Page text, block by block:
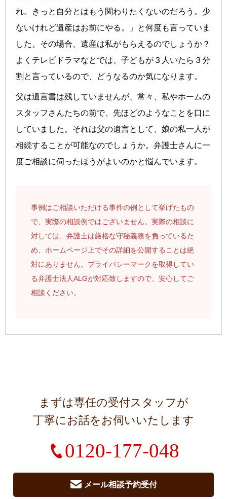
れ。きっと自分とはもう関わりたくないのだろう。少
ないけれど遺産はお前にやる。」と何度も言っていま
した。その場合、遺産は私がもらえるのでしょうか？
よくテレビドラマなとでは、子どもが３人いたら３分
割と言っているので、どうなるのか気になります。
父は遺言書は残していませんが、常々、私やホームの
スタッフさんたちの前で、先ほどのようなことを口に
していました。それは父の遺言として、娘の私一人が
相続することが可能なのでしょうか。弁護士さんに一
度ご相談に伺ったほうがよいのかと悩んでいます。
事例はご相談いただける事件の例として挙げたもの
で、実際の相談例ではございません。実際の相談に
対しては、弁護士は厳格な守秘義務を負っているた
め、ホームページ上でその詳細を公開することは絶
対にありません。プライバシーマークを取得してい
る弁護士法人ALGが対応致しますので、安心してご
相談ください。
まずは専任の受付スタッフが
丁寧にお話をお伺いいたします
0120-177-048
メール相談予約受付